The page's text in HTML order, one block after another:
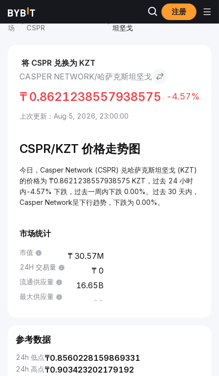
注册
市
场
Casper Network 价格
CSPR
Casper Network to 哈萨克斯
坦坚戈
将 CSPR 兑换为 KZT
CASPER NETWORK/哈萨克斯坦坚戈
₸ 0.8621238557938575 -4.57%
上次更新：Aug 5, 2026, 23:00:00
CSPR/KZT 价格走势图
今日，Casper Network (CSPR) 兑哈萨克斯坦坚戈 (KZT)
的价格为 ₸0.8621238557938575 KZT，过去 24 小时
内-4.57% 下跌，过去一周内下跌 0.00%。过去 30 天内，
Casper Network呈下行趋势，下跌为 0.00%。
市场统计
市值 30.57M
24H 交易量 0
流通供应量 16.65B
最大供应量 --
参考数据
24h 低点₸0.8560228159869331
24h 高点₸0.903423202179192